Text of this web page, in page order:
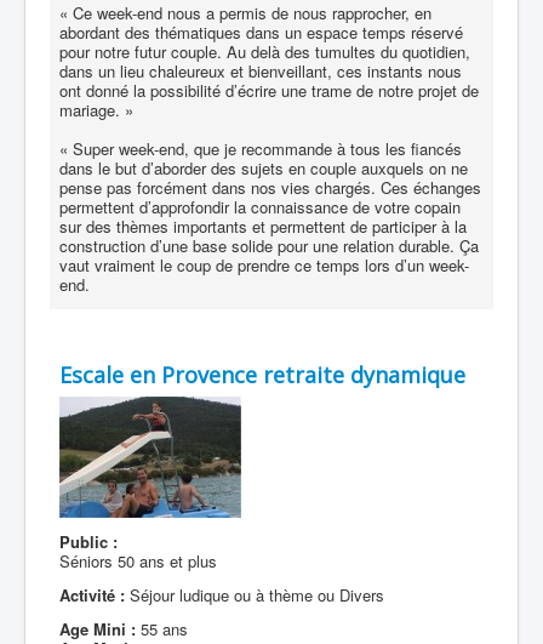
« Ce week-end nous a permis de nous rapprocher, en
abordant des thématiques dans un espace temps réservé
pour notre futur couple. Au delà des tumultes du quotidien,
dans un lieu chaleureux et bienveillant, ces instants nous
ont donné la possibilité d’écrire une trame de notre projet de
mariage. »
« Super week-end, que je recommande à tous les fiancés
dans le but d’aborder des sujets en couple auxquels on ne
pense pas forcément dans nos vies chargés. Ces échanges
permettent d’approfondir la connaissance de votre copain
sur des thèmes importants et permettent de participer à la
construction d’une base solide pour une relation durable. Ça
vaut vraiment le coup de prendre ce temps lors d’un week-
end.
Escale en Provence retraite dynamique
Public :
Séniors 50 ans et plus
Activité : Séjour ludique ou à thème ou Divers
Age Mini : 55 ans